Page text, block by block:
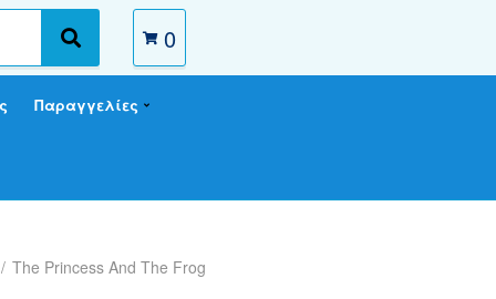
S
e
r
0
Παραγγελίες
/ The Princess And The Frog